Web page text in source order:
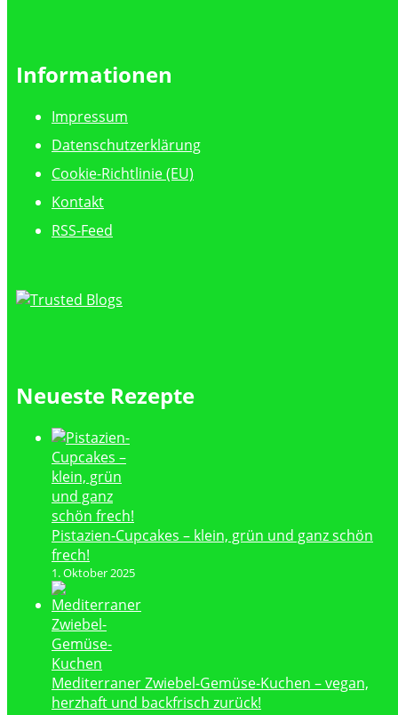
Informationen
Impressum
Datenschutzerklärung
Cookie-Richtlinie (EU)
Kontakt
RSS-Feed
Neueste Rezepte
Pistazien-Cupcakes – klein, grün und ganz schön
frech!
1. Oktober 2025
Mediterraner Zwiebel-Gemüse-Kuchen – vegan,
herzhaft und backfrisch zurück!